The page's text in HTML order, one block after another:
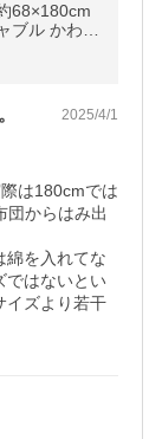
68×180cm
ブル かわい
ギフト
2025/4/1
は180cmでは
団からはみ出
綿を入れてな
ではないとい
イズより若干